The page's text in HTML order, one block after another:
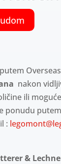
nakon
ili
ponudu
:
&